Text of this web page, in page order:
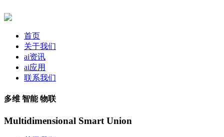
首页
关于我们
ai资讯
ai应用
联系我们
多维 智能 物联
Multidimensional Smart Union